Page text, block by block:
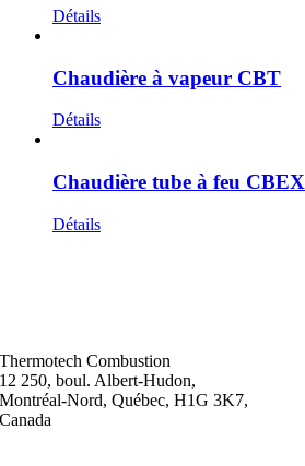
Détails
Chaudière à vapeur CBT
Détails
Chaudière tube à feu CBEX
Détails
Thermotech Combustion
12 250, boul. Albert-Hudon,
Montréal-Nord, Québec, H1G 3K7,
Canada